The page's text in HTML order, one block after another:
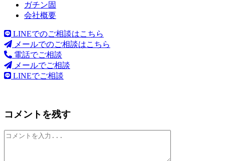
ガチン固
会社概要
LINEでのご相談はこちら
メールでのご相談はこちら
電話でご相談
メールでご相談
LINEでご相談
コメントを残す
コ